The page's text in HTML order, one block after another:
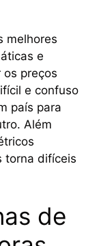
melhores
e
preços
e confuso
país para
Além
torna difíceis
de